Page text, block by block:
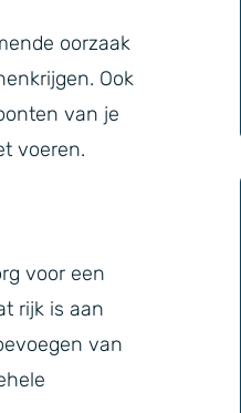
oorzaak
Ook
van je
voeren.
voor een
rijk is aan
van